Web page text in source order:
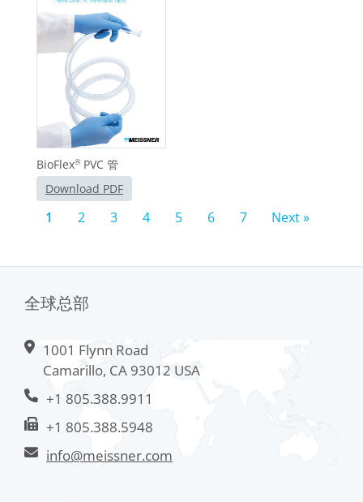
BioFlex® PVC 管
Download PDF
1 2 3 4 5 6 7 Next »
全球总部
1001 Flynn Road
Camarillo, CA 93012 USA
+1 805.388.9911
+1 805.388.5948
info@meissner.com